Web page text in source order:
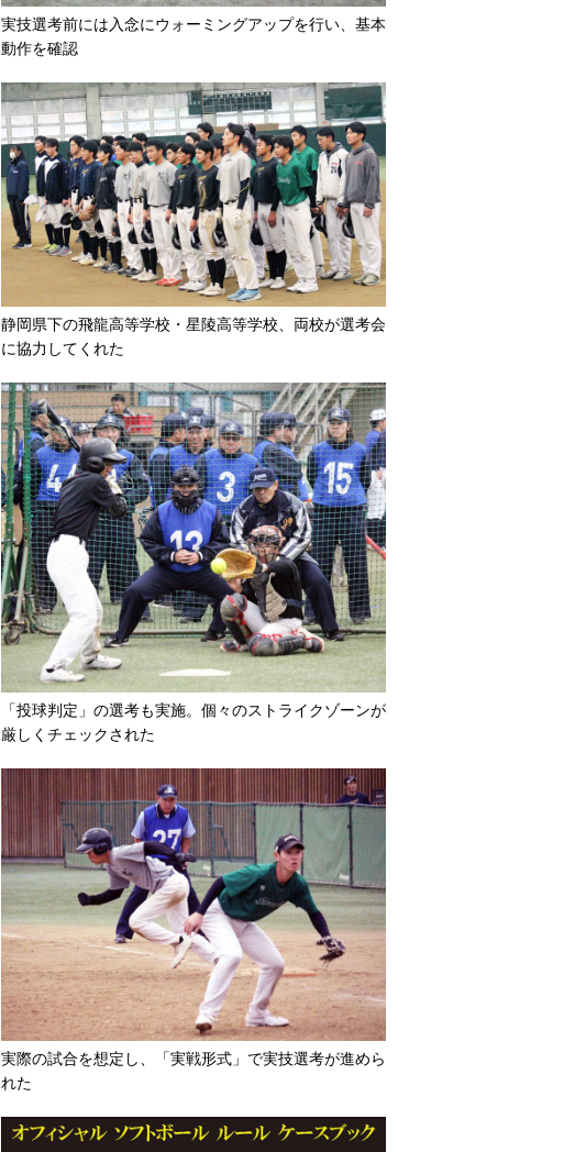
実技選考前には入念にウォーミングアップを行い、基本
動作を確認
静岡県下の飛龍高等学校・星陵高等学校、両校が選考会
に協力してくれた
「投球判定」の選考も実施。個々のストライクゾーンが
厳しくチェックされた
実際の試合を想定し、「実戦形式」で実技選考が進めら
れた